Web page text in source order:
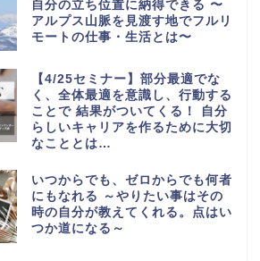
自分の立ち位置に納得できる 〜
アルプス山脈を見渡す地でフルリ
モートの仕事・生活とは〜
【4/25セミナー】部分最適でな
く、全体最適を意識し、行動する
ことで 結果がついてくる！ 自分
らしいキャリアを作るために大切
なこととは…
いつからでも、ゼロからでも何者
にもなれる ～やりたい事はその
時の自分が教えてくれる。点はい
つか道になる～